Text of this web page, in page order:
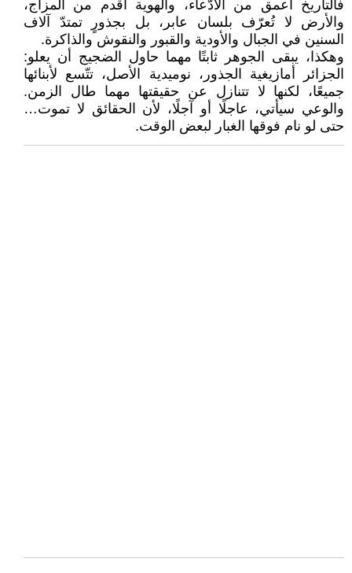
فالتاريخ أعمق من الادّعاء، والهوية أقدم من المزاج،
والأرض لا تُعرّف بلسان عابر، بل بجذورٍ تمتدّ آلاف
السنين في الجبال والأودية والقبور والنقوش والذاكرة.
وهكذا، يبقى الجوهر ثابتًا مهما حاول الضجيج أن يعلو:
الجزائر أمازيغية الجذور، نوميدية الأصل، تتّسع لأبنائها
جميعًا، لكنها لا تتنازل عن حقيقتها مهما طال الزمن.
والوعي سيأتي، عاجلًا أو آجلًا، لأن الحقائق لا تموت…
حتى لو نام فوقها الغبار لبعض الوقت.